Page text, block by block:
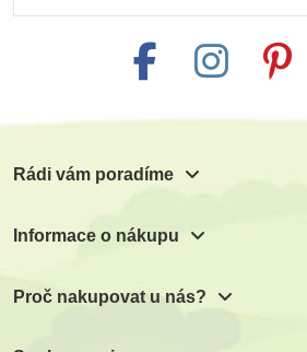
Rádi vám poradíme
Informace o nákupu
Proč nakupovat u nás?